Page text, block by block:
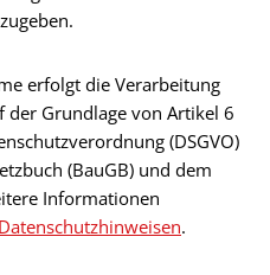
erfolgt die Verarbeitung
der Grundlage von Artikel 6
(DSGVO)
(BauGB) und dem
Informationen
Datenschutzhinweisen.